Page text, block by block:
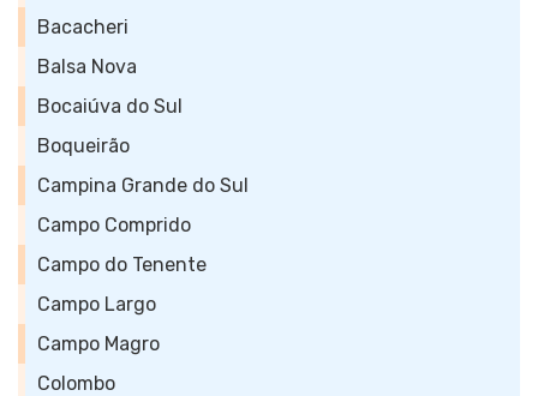
Bacacheri
Balsa Nova
Bocaiúva do Sul
Boqueirão
Campina Grande do Sul
Campo Comprido
Campo do Tenente
Campo Largo
Campo Magro
Colombo